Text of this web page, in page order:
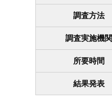
調査方法
調査実施機関
所要時間
結果発表